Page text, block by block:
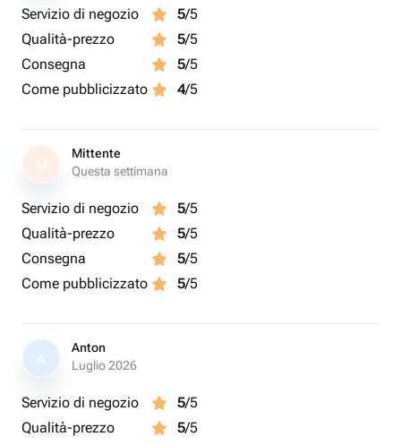
Servizio di negozio 5/5
Qualità-prezzo
5/5
Consegna
5/5
Come pubblicizzato
4/5
M
Mittente
Questa settimana
Servizio di negozio 5/5
Qualità-prezzo
5/5
Consegna
5/5
Come pubblicizzato
5/5
A
Anton
Luglio 2026
Servizio di negozio 5/5
Qualità-prezzo
5/5